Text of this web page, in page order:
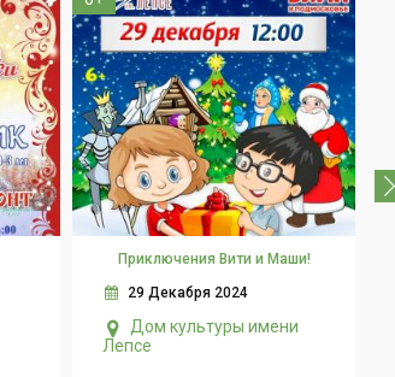
Приключения Вити и Маши!
29 Декабря 2024
Дом культуры имени
Лепсе